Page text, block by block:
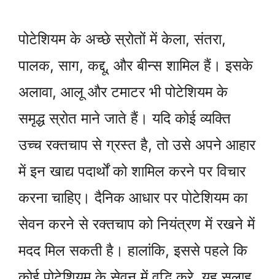
पोटेशियम के अच्छे स्रोतों में केला, संतरा,
पालक, साग, कद्दू, और बीन्स शामिल हैं। इसके
अलावा, आलू और टमाटर भी पोटेशियम के
समृद्ध स्रोत माने जाते हैं। यदि कोई व्यक्ति
उच्च रक्तचाप से ग्रस्त है, तो उसे अपने आहार
में इन खाद्य पदार्थों को शामिल करने पर विचार
करना चाहिए। दैनिक आधार पर पोटेशियम का
सेवन करने से रक्तचाप को नियंत्रण में रखने में
मदद मिल सकती है। हालांकि, इससे पहले कि